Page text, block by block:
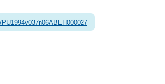
PU1994v037n06ABEH000027